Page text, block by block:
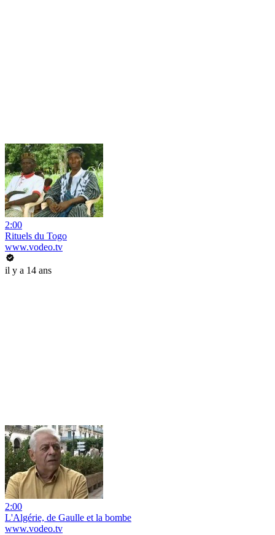
2:00
Rituels du Togo
www.vodeo.tv
il y a 14 ans
2:00
L'Algérie, de Gaulle et la bombe
www.vodeo.tv